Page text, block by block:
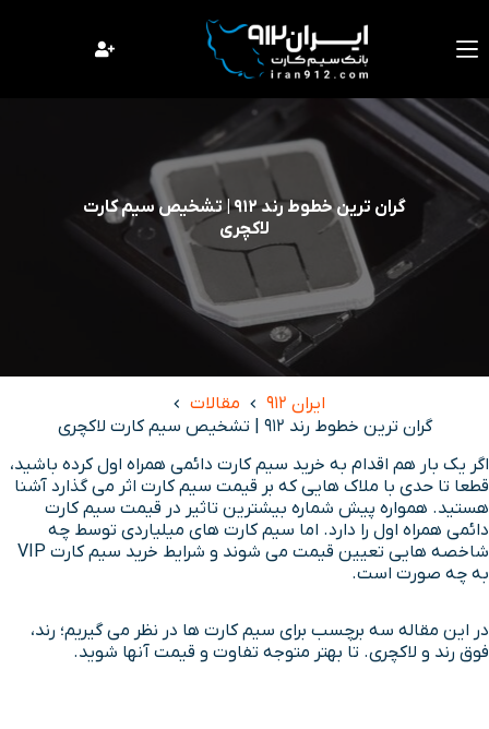
محتوا
گران ترین خطوط رند 912 | تشخیص سیم کارت
لاکچری
ایران 912
مقالات
گران ترین خطوط رند 912 | تشخیص سیم کارت لاکچری
اگر یک بار هم اقدام به خرید سیم کارت دائمی همراه اول کرده باشید،
قطعا تا حدی با ملاک هایی که بر قیمت سیم کارت اثر می گذارد آشنا
هستید. همواره پیش شماره بیشترین تاثیر در قیمت سیم کارت
دائمی همراه اول را دارد. اما سیم کارت های میلیاردی توسط چه
شاخصه هایی تعیین قیمت می شوند و شرایط خرید سیم کارت VIP
به چه صورت است.
در این مقاله سه برچسب برای سیم کارت ها در نظر می گیریم؛ رند،
فوق رند و لاکچری. تا بهتر متوجه تفاوت و قیمت آنها شوید.